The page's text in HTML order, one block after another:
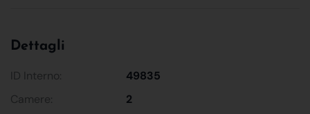
Dettagli
ID Interno:
49835
Camere:
2